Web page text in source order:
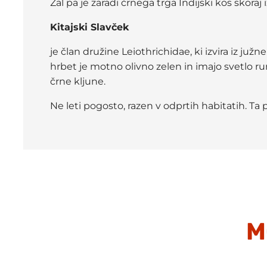
Žal pa je zaradi črnega trga Indijski kos
Kitajski Slavček
je član družine Leiothrichidae, ki izvira iz
hrbet je motno olivno zelen in imajo svetlo
črne kljune.
Ne leti pogosto, razen v odprtih habitatih. Ta